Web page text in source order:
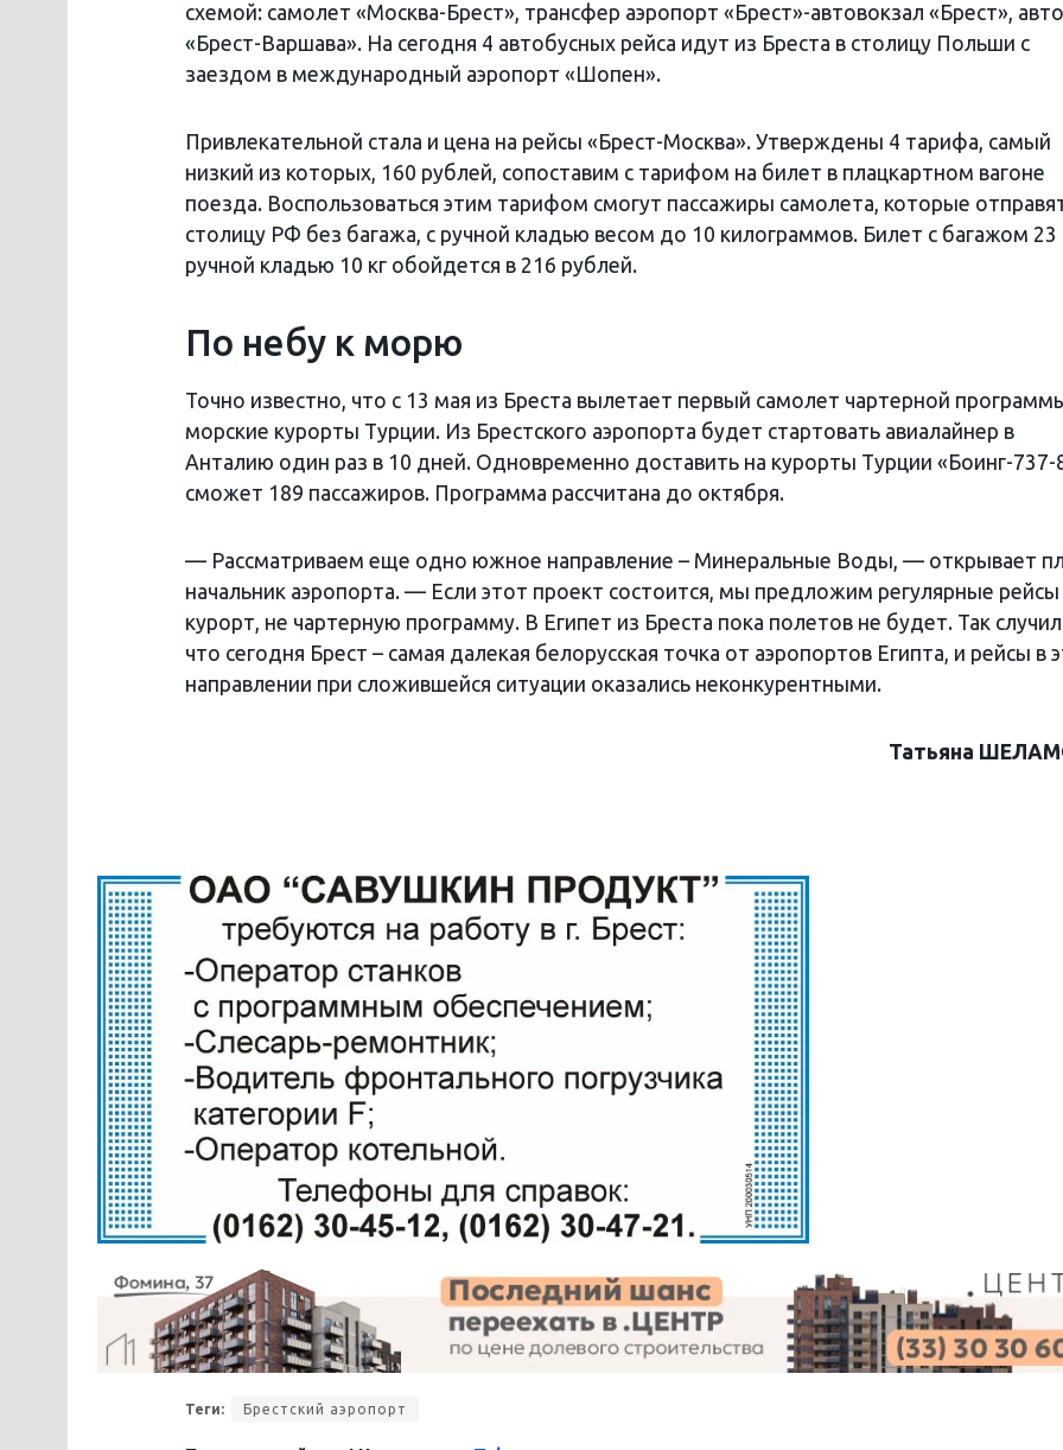
схемой: самолет «Москва-Брест», трансфер аэропорт «Брест»-автовокзал «Брест»,
«Брест-Варшава». На сегодня 4 автобусных рейса идут из Бреста в столицу Польши с
заездом в международный аэропорт «Шопен».
Привлекательной стала и цена на рейсы «Брест-Москва». Утверждены 4 тарифа, самый
низкий из которых, 160 рублей, сопоставим с тарифом на билет в плацкартном вагоне
поезда. Воспользоваться этим тарифом смогут пассажиры самолета, которые
столицу РФ без багажа, с ручной кладью весом до 10 килограммов. Билет с багажом 23
ручной кладью 10 кг обойдется в 216 рублей.
По небу к морю
Точно известно, что с 13 мая из Бреста вылетает первый самолет чартерной
морские курорты Турции. Из Брестского аэропорта будет стартовать авиалайнер в
Анталию один раз в 10 дней. Одновременно доставить на курорты Турции «Боинг-737-
сможет 189 пассажиров. Программа рассчитана до октября.
— Рассматриваем еще одно южное направление – Минеральные Воды, — открывает
начальник аэропорта. — Если этот проект состоится, мы предложим регулярные рейсы
курорт, не чартерную программу. В Египет из Бреста пока полетов не будет. Так
что сегодня Брест – самая далекая белорусская точка от аэропортов Египта, и рейсы в
направлении при сложившейся ситуации оказались неконкурентными.
Татьяна
Теги: Брестский аэропорт